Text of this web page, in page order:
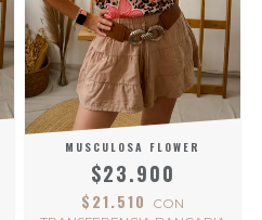
MUSCULOSA FLOWER
$23.900
$21.510
CON